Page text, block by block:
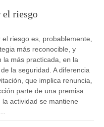
el riesgo
el riesgo es, probablemente,
más reconocible, y
la más practicada, en la
la seguridad. A diferencia
que implica renuncia,
parte de una premisa
la actividad se mantiene